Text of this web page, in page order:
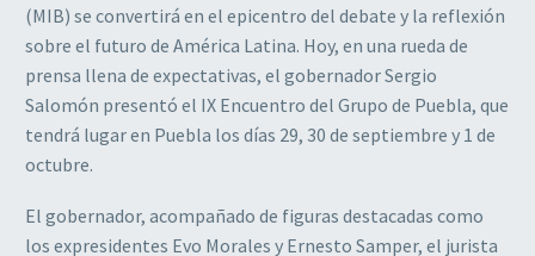
(MIB) se convertirá en el epicentro del debate y la reflexión
sobre el futuro de América Latina. Hoy, en una rueda de
prensa llena de expectativas, el gobernador Sergio
Salomón presentó el IX Encuentro del Grupo de Puebla, que
tendrá lugar en Puebla los días 29, 30 de septiembre y 1 de
octubre.
El gobernador, acompañado de figuras destacadas como
los expresidentes Evo Morales y Ernesto Samper, el jurista